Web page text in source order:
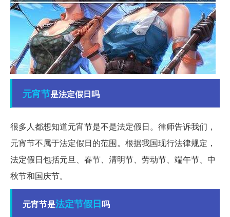
元宵节是法定假日吗
很多人都想知道元宵节是不是法定假日。律师告诉我们，
元宵节不属于法定假日的范围。根据我国现行法律规定，
法定假日包括元旦、春节、清明节、劳动节、端午节、中
秋节和国庆节。
元宵节是法定节假日吗